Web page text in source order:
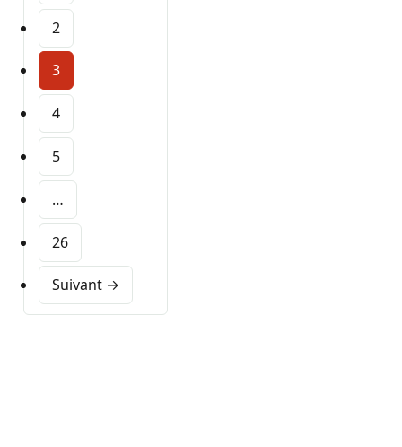
2
3
4
5
…
26
Suivant →